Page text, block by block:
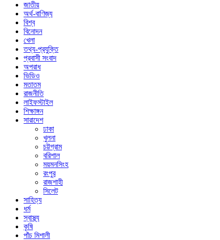
জাতীয়
অর্থ-বাণিজ্য
বিশ্ব
বিনোদন
খেলা
তথ্য-প্রযুক্তি
প্রবাসী সংবাদ
অপরাধ
ভিডিও
মতাতম
রাজনীতি
লাইফস্টাইল
শিক্ষাঙ্গন
সারাদেশ
ঢাকা
খুলনা
চট্টগ্রাম
বরিশাল
ময়মনসিংহ
রংপুর
রাজশাহী
সিলেট
সাহিত্য
ধর্ম
স্বাস্থ্য
কৃষি
পাঁচ মিশালী